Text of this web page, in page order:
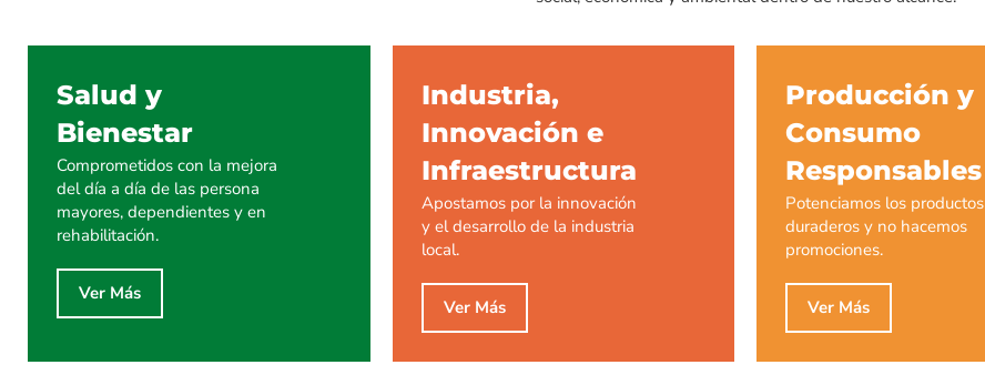
Salud y
Bienestar
Comprometidos con la mejora
del día a día de las persona
mayores, dependientes y en
rehabilitación.
Ver Más
Industria,
Innovación e
Infraestructura
Apostamos por la innovación
y el desarrollo de la industria
local.
Ver Más
Producción y
Consumo
Responsables
Potenciamos los productos
duraderos y no hacemos
promociones.
Ver Más